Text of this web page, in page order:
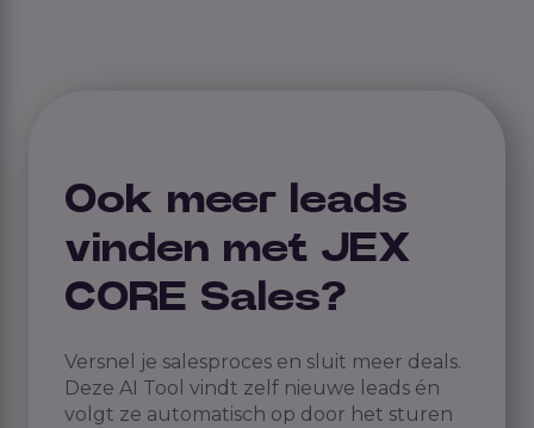
Ook meer leads
vinden met JEX
CORE Sales?
Versnel je salesproces en sluit meer deals.
Deze AI Tool vindt zelf nieuwe leads én
volgt ze automatisch op door het sturen